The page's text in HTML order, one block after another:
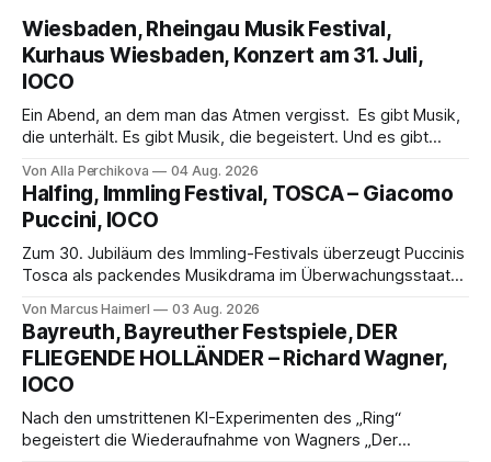
Wiesbaden, Rheingau Musik Festival,
Kurhaus Wiesbaden, Konzert am 31. Juli,
IOCO
Ein Abend, an dem man das Atmen vergisst. Es gibt Musik,
die unterhält. Es gibt Musik, die begeistert. Und es gibt
Genau so war der Abend im Kurhaus Wiesbaden, an dem
Johannes Brahms’ Erstes Klavierkonzert d-Moll op. 15 mit
Daniil
Von Alla Perchikova 04 Aug. 2026
Halfing, Immling Festival, TOSCA – Giacomo
Puccini, IOCO
Zum 30. Jubiläum des Immling-Festivals überzeugt Puccinis
Tosca als packendes Musikdrama im Überwachungsstaat
spannend und werkgetreu, getragen von starken Solisten,
eindrucksvollen Projektionen und einer klangvollen
musikalischen Leitung.
Von Marcus Haimerl 03 Aug. 2026
Bayreuth, Bayreuther Festspiele, DER
FLIEGENDE HOLLÄNDER – Richard Wagner,
IOCO
Nach den umstrittenen KI-Experimenten des „Ring“
begeistert die Wiederaufnahme von Wagners „Der